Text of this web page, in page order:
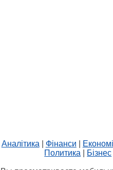
Аналітика Фінанси
Политика
Бізнес